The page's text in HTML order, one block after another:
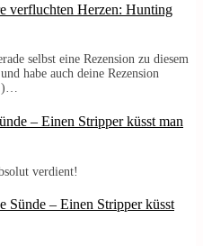
verfluchten Herzen: Hunting
selbst eine Rezension zu diesem
habe auch deine Rezension
– Einen Stripper küsst man
verdient!
Sünde – Einen Stripper küsst